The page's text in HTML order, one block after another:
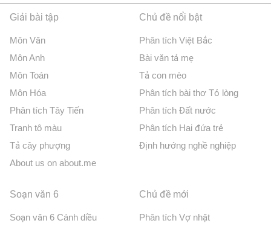
Giải bài tập
Môn Văn
Môn Anh
Môn Toán
Môn Hóa
Phân tích Tây Tiến
Tranh tô màu
Tả cây phượng
About us on about.me
Chủ đề nổi bật
Phân tích Việt Bắc
Bài văn tả mẹ
Tả con mèo
Phân tích bài thơ Tỏ lòng
Phân tích Đất nước
Phân tích Hai đứa trẻ
Định hướng nghề nghiệp
Soạn văn 6
Soạn văn 6 Cánh diều
Chủ đề mới
Phân tích Vợ nhặt